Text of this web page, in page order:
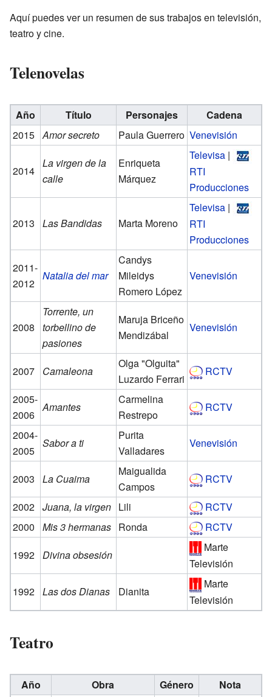
Aquí puedes ver un resumen de sus trabajos en televisión,
teatro y cine.
Telenovelas
Año Título Personajes
Cadena
2015 Amor secreto Paula Guerrero Venevisión
2014
La virgen de la
calle
Enriqueta
Márquez
Televisa |
RTI
Producciones
2013 Las Bandidas Marta Moreno
Televisa |
RTI
Producciones
2011-
2012
Natalia del mar
Candys
Mileidys
Romero López
Venevisión
2008
Torrente, un
torbellino de
pasiones
Maruja Briceño
Mendizábal
Venevisión
2007 Camaleona
Olga "Olguita"
Luzardo Ferrari
RCTV
2005-
2006
Amantes
Carmelina
Restrepo
RCTV
2004-
2005
Sabor a ti
Purita
Valladares
Venevisión
2003 La Cuaima
Maigualida
Campos
RCTV
2002 Juana, la virgen Lili
RCTV
2000
Mis 3 hermanas Ronda
RCTV
1992 Divina obsesión
Marte
Televisión
1992 Las dos Dianas Dianita
Marte
Televisión
Teatro
Año Obra Género
Nota